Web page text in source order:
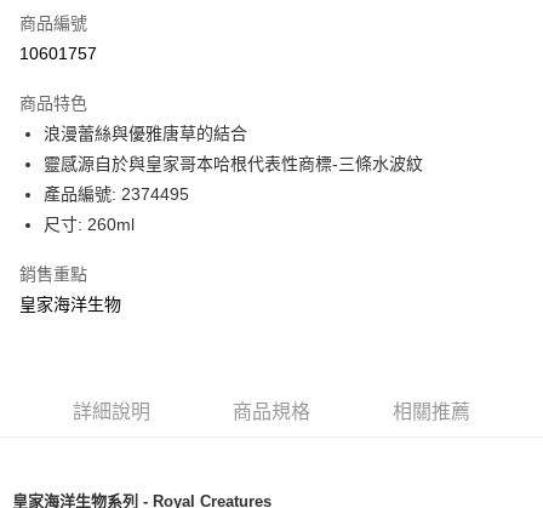
商品編號
10601757
商品特色
浪漫蕾絲與優雅唐草的結合
靈感源自於與皇家哥本哈根代表性商標-三條水波紋
產品編號: 2374495
尺寸: 260ml
銷售重點
皇家海洋生物
詳細說明 商品規格 相關推薦
皇家海洋生物系列 - Royal Creatures